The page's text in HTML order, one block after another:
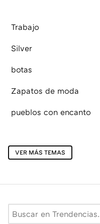
Trabajo
Silver
botas
Zapatos de moda
pueblos con encanto
VER MÁS TEMAS